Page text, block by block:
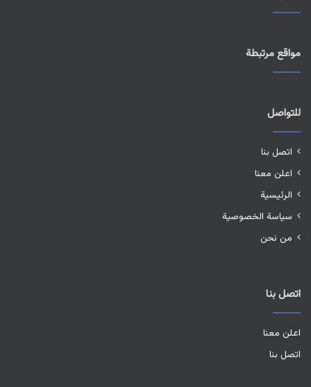
مواقع مرتبطة
للتواصل
اتصل بنا
اعلن معنا
الرئيسية
سياسة الخصوصية
من نحن
اتصل بنا
اعلن معنا
اتصل بنا